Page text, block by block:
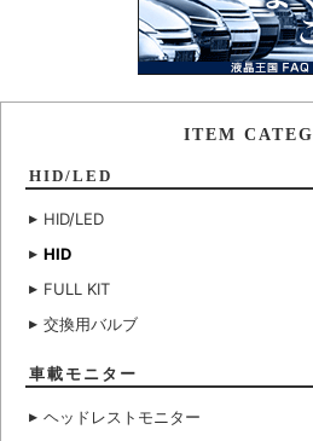
ITEM
HID/LED
HID/LED
HID
FULL KIT
交換用バルブ
車載モニター
ヘッドレストモニター